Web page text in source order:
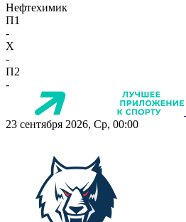
Нефтехимик
П1
-
X
-
П2
-
23 сентября 2026, Ср, 00:00